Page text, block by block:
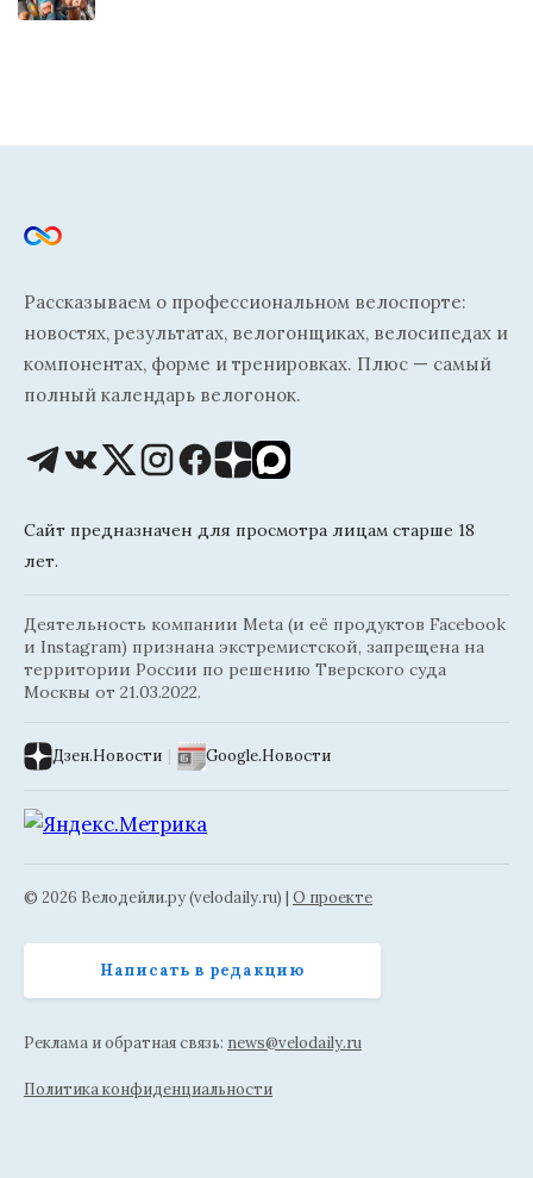
Рассказываем о профессиональном велоспорте:
новостях, результатах, велогонщиках, велосипедах и
компонентах, форме и тренировках. Плюс — самый
полный календарь велогонок.
Сайт предназначен для просмотра лицам старше 18
лет.
Деятельность компании Meta (и её продуктов Facebook
и Instagram) признана экстремистской, запрещена на
территории России по решению Тверского суда
Москвы от 21.03.2022.
Дзен.Новости | Google.Новости
© 2026 Велодейли.ру (velodaily.ru) | О проекте
Написать в редакцию
Реклама и обратная связь: news@velodaily.ru
Политика конфиденциальности